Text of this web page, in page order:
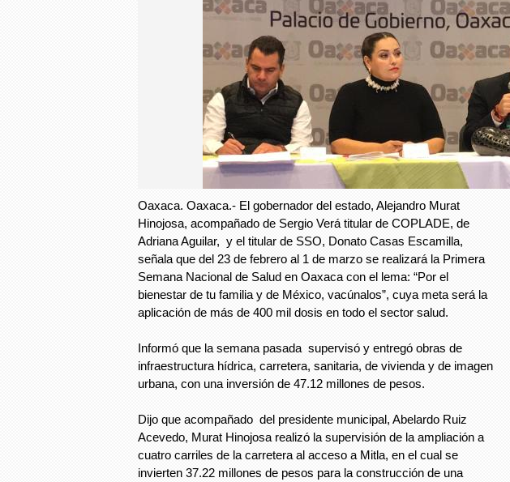
Oaxaca. Oaxaca.- El gobernador del estado, Alejandro Murat
Hinojosa, acompañado de Sergio Verá titular de COPLADE, de
Adriana Aguilar, y el titular de SSO, Donato Casas Escamilla,
señala que del 23 de febrero al 1 de marzo se realizará la Primera
Semana Nacional de Salud en Oaxaca con el lema: “Por el
bienestar de tu familia y de México, vacúnalos”, cuya meta será la
aplicación de más de 400 mil dosis en todo el sector salud.
Informó que la semana pasada supervisó y entregó obras de
infraestructura hídrica, carretera, sanitaria, de vivienda y de imagen
urbana, con una inversión de 47.12 millones de pesos.
Dijo que acompañado del presidente municipal, Abelardo Ruiz
Acevedo, Murat Hinojosa realizó la supervisión de la ampliación a
cuatro carriles de la carretera al acceso a Mitla, en el cual se
invierten 37.22 millones de pesos para la construcción de una